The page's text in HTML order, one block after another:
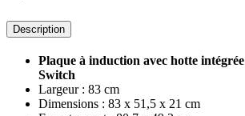
Description
Plaque à induction avec hotte intégrée
Switch
Largeur : 83 cm
Dimensions : 83 x 51,5 x 21 cm